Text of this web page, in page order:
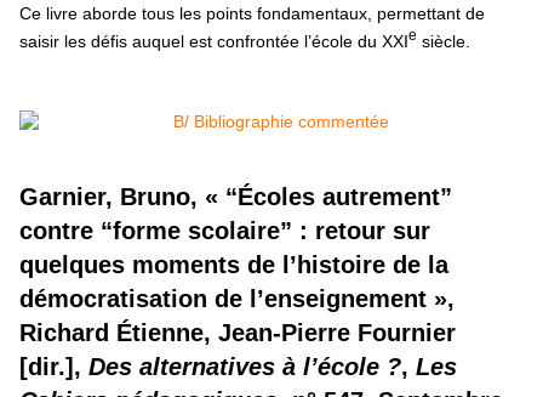
Ce livre aborde tous les points fondamentaux, permettant de
saisir les défis auquel est confrontée l’école du XXIe siècle.
Garnier, Bruno, « “Écoles autrement”
contre “forme scolaire” : retour sur
quelques moments de l’histoire de la
démocratisation de l’enseignement »,
Richard Étienne, Jean-Pierre Fournier
[dir.], Des alternatives à l’école ?, Les